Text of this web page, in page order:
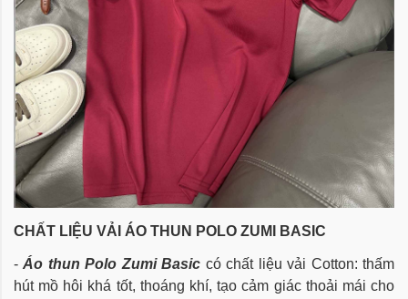
CHẤT LIỆU VẢI ÁO THUN POLO ZUMI BASIC
- Áo thun Polo Zumi Basic có chất liệu vải Cotton: thấm
hút mồ hôi khá tốt, thoáng khí,tạo cảm giác thoải mái cho